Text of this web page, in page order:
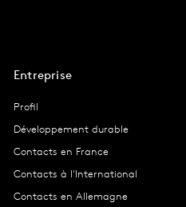
Entreprise
Profil
Développement durable
Contacts en France
Contacts à l'International
Contacts en Allemagne